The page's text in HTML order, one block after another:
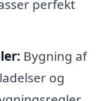
perfekt
Bygning af
og